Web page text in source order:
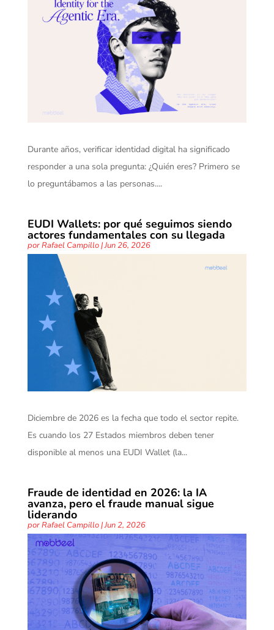
Durante años, verificar identidad digital ha significado
responder a una sola pregunta: ¿Quién eres? Primero se
lo preguntábamos a las personas....
EUDI Wallets: por qué seguimos siendo
actores fundamentales con su llegada
porRafael Campillo|Jun 26, 2026
Diciembre de 2026 es la fecha que todo el sector repite.
Es cuando los 27 Estados miembros deben tener
disponible al menos una EUDI Wallet (la...
Fraude de identidad en 2026: la IA
avanza, pero el fraude manual sigue
liderando
porRafael Campillo|Jun 2, 2026